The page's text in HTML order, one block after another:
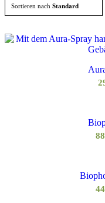
Sortieren nach Standard